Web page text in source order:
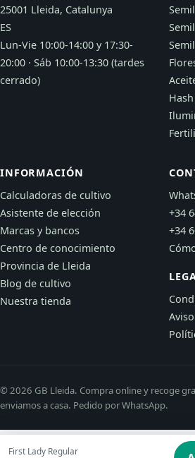
First Lady Regular
25001 Lleida, Catalunya
ES
Lun-Vie 10:00-14:00 y 17:30-
20:00 · Sáb 10:00-13:30 (tardes
cerrado)
INFORMACIÓN
Calculadoras de cultivo
Asistente de elección
Marcas y bancos
Centro de conocimiento
Provincia de Lleida
Blog de cultivo
Nuestra tienda
+34
+34
© 2026 GB Lleida. Compra online y recoge
enviamos a casa. Pedido por WhatsApp.